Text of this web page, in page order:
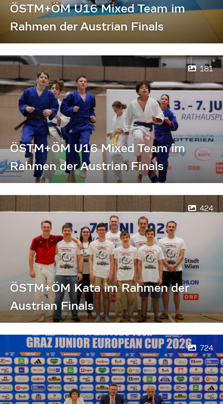
ÖSTM+ÖM U16 Mixed Team im
Rahmen der Austrian Finals
181
ÖSTM+ÖM U16 Mixed Team im
Rahmen der Austrian Finals
424
ÖSTM+ÖM Kata im Rahmen der
Austrian Finals
724